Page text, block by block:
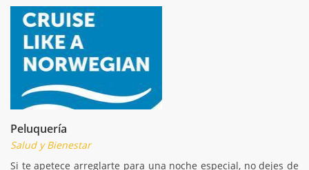
Peluquería
Salud y Bienestar
Si te apetece arreglarte para una noche especial, no dejes de